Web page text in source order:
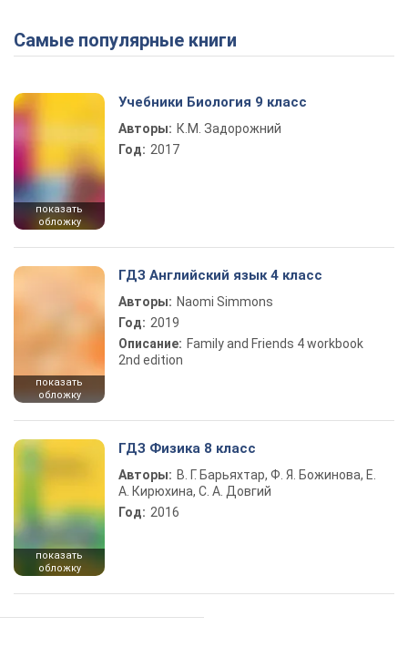
Play Video
Самые популярные книги
показать
обложку
Учебники Биология 9 класс
Авторы: К.М. Задорожний
Год: 2017
показать
обложку
ГДЗ Английский язык 4 класс
Авторы: Naomi Simmons
Год: 2019
Описание: Family and Friends 4 workbook
2nd edition
показать
обложку
ГДЗ Физика 8 класс
Авторы: В. Г. Барьяхтар, Ф. Я. Божинова, Е.
А. Кирюхина, С. А. Довгий
Год: 2016